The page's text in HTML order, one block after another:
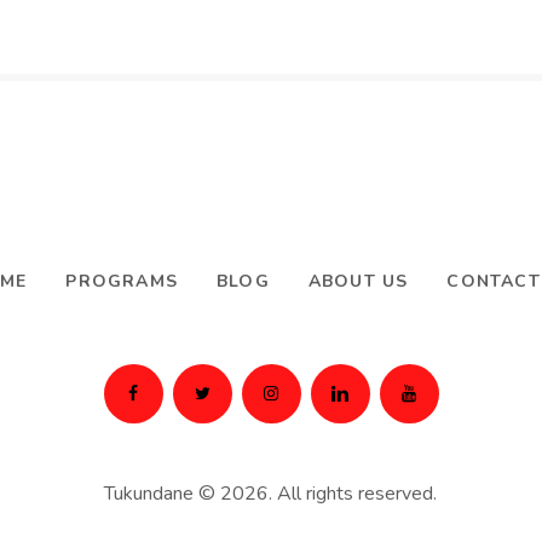
PROGRAMS BLOG ABOUT US
Tukundane © 2026. All rights reserved.